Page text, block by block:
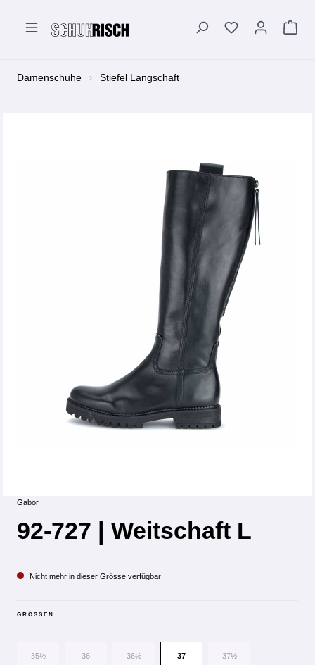
Damenschuhe Stiefel Langschaft
Gabor
92-727 | Weitschaft L
Nicht mehr in dieser Grösse verfügbar
GRÖSSEN
35½ 36 36½ 37 37½